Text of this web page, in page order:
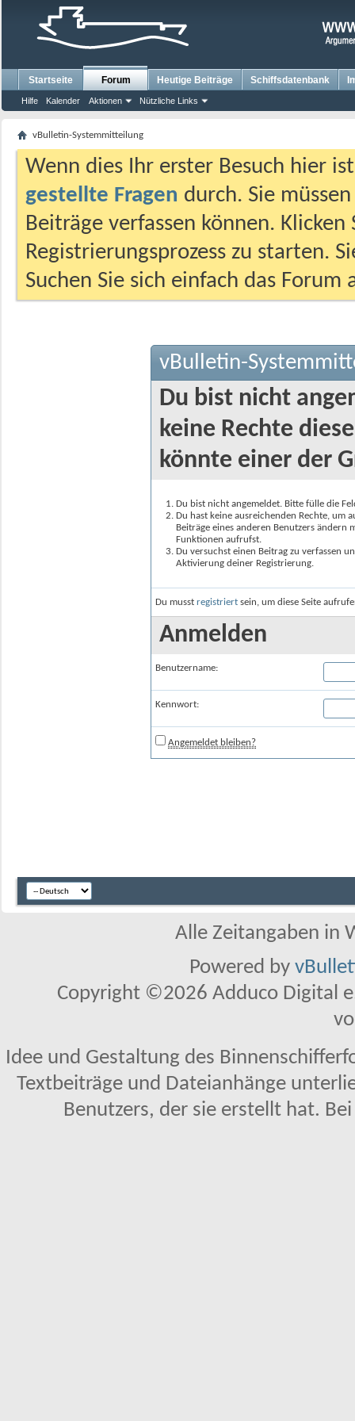
Startseite Forum
Hilfe Kalender Aktionen Nützliche Links
Heutige Beiträge Schiffsdatenbank
vBulletin-Systemmitteilung
Wenn dies Ihr erster Besuch hier
gestellte Fragen durch. Sie
Beiträge verfassen können.
Registrierungsprozess zu starten.
Suchen Sie sich einfach das
vBulletin-
Du bist nicht
keine Rechte
könnte einer der
Du bist nicht angemeldet. Bitte fülle die
Du hast keine ausreichenden Rechte, um
Beiträge eines anderen Benutzers
Funktionen aufrufst.
Du versuchst einen Beitrag zu verfassen
Aktivierung deiner Registrierung.
Du musst registriert sein, um diese Seite
Anmelden
Benutzername:
Kennwort:
Angemeldet bleiben?
Alle Zeitangaben in
Powered by
Copyright ©2026 Adduco Digital
Idee und Gestaltung des
Textbeiträge und Dateianhänge
Benutzers, der sie erstellt hat.